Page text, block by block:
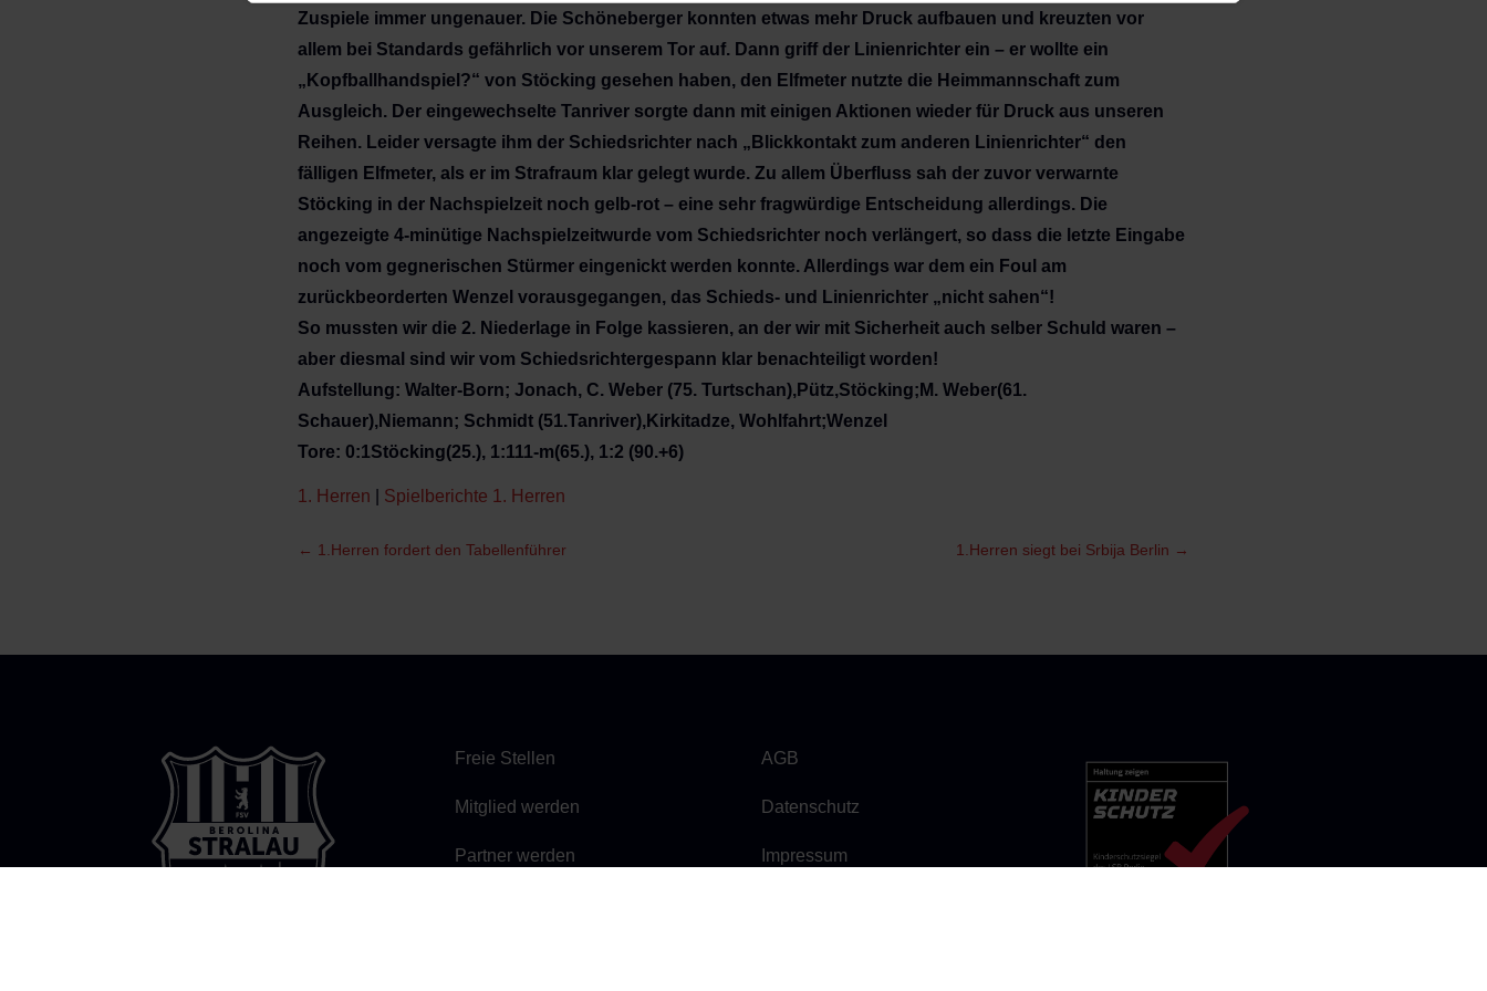
Zuspiele immer ungenauer. Die Schöneberger konnten etwas mehr Druck aufbauen und kreuzten vor
allem bei Standards gefährlich vor unserem Tor auf. Dann griff der Linienrichter ein – er wollte ein
„Kopfballhandspiel?“ von Stöcking gesehen haben, den Elfmeter nutzte die Heimmannschaft zum
Ausgleich. Der eingewechselte Tanriver sorgte dann mit einigen Aktionen wieder für Druck aus unseren
Reihen. Leider versagte ihm der Schiedsrichter nach „Blickkontakt zum anderen Linienrichter“ den
fälligen Elfmeter, als er im Strafraum klar gelegt wurde. Zu allem Überfluss sah der zuvor verwarnte
Stöcking in der Nachspielzeit noch gelb-rot – eine sehr fragwürdige Entscheidung allerdings. Die
angezeigte 4-minütige Nachspielzeitwurde vom Schiedsrichter noch verlängert, so dass die letzte Eingabe
noch vom gegnerischen Stürmer eingenickt werden konnte. Allerdings war dem ein Foul am
zurückbeorderten Wenzel vorausgegangen, das Schieds- und Linienrichter „nicht sahen“!
So mussten wir die 2. Niederlage in Folge kassieren, an der wir mit Sicherheit auch selber Schuld waren –
aber diesmal sind wir vom Schiedsrichtergespann klar benachteiligt worden!
Aufstellung: Walter-Born; Jonach, C. Weber (75. Turtschan),Pütz,Stöcking;M. Weber(61.
Schauer),Niemann; Schmidt (51.Tanriver),Kirkitadze, Wohlfahrt;Wenzel
Tore: 0:1Stöcking(25.), 1:111-m(65.), 1:2 (90.+6)
1. Herren Spielberichte 1. Herren
← 1.Herren fordert den Tabellenführer 1.Herren siegt bei Srbija Berlin →
Freie Stellen
Mitglied werden
Partner werden
AGB
Datenschutz
Impressum